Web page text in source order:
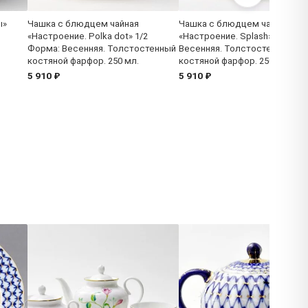
Чашка с блюдцем чайная
«Настроение. Polka dot» 1/2
Форма: Весенняя. Толстостенный
костяной фарфор. 250 мл.
5 910 ₽
Чашка с блюдцем чайная
«Настроение. Splash» 1/2
Весенняя. Толстостенный
костяной фарфор. 250 мл.
5 910 ₽